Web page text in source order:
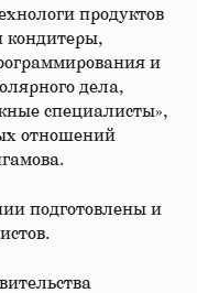
продуктов
кондитеры,
и
дела,
специалисты»,
отношений
подготовлены и